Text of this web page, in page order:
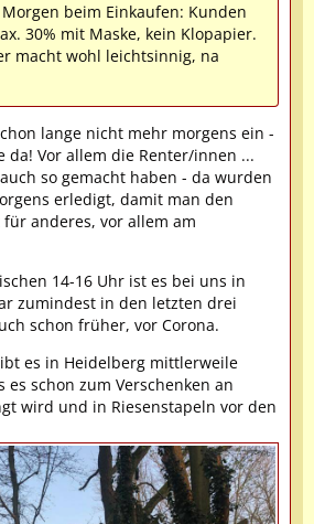
beim Einkaufen: Kunden
30% mit Maske, kein Klopapier.
macht wohl leichtsinnig, na
lange nicht mehr morgens ein -
da! Vor allem die Renter/innen ...
so gemacht haben - da wurden
erledigt, damit man den
anderes, vor allem am
14-16 Uhr ist es bei uns in
zumindest in den letzten drei
schon früher, vor Corona.
es in Heidelberg mittlerweile
es schon zum Verschenken an
wird und in Riesenstapeln vor den